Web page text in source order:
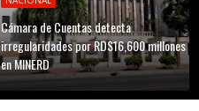
Cámara de Cuentas detecta
irregularidades por RD$16,600 millones
en MINERD